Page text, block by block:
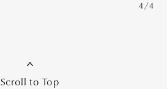
4/4
Scroll to Top